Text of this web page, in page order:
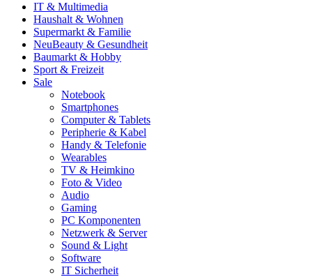
IT & Multimedia
Haushalt & Wohnen
Supermarkt & Familie
NeuBeauty & Gesundheit
Baumarkt & Hobby
Sport & Freizeit
Sale
Notebook
Smartphones
Computer & Tablets
Peripherie & Kabel
Handy & Telefonie
Wearables
TV & Heimkino
Foto & Video
Audio
Gaming
PC Komponenten
Netzwerk & Server
Sound & Light
Software
IT Sicherheit